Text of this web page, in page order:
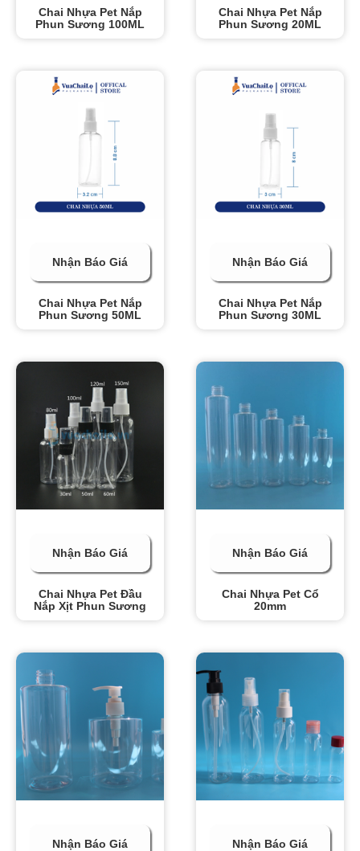
Chai Nhựa Pet Nắp
Phun Sương 100ML
Chai Nhựa Pet Nắp
Phun Sương 20ML
Nhận Báo Giá
Chai Nhựa Pet Nắp
Phun Sương 50ML
Nhận Báo Giá
Chai Nhựa Pet Nắp
Phun Sương 30ML
Nhận Báo Giá
Chai Nhựa Pet Đầu
Nắp Xịt Phun Sương
Nhận Báo Giá
Chai Nhựa Pet Cổ
20mm
Nhận Báo Giá Nhận Báo Giá